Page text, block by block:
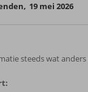
, 19 mei 2026
steeds wat